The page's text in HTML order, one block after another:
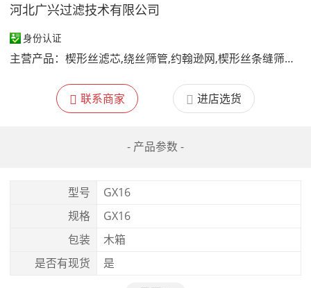
河北广兴过滤技术有限公司
身份认证
主营产品： 楔形丝滤芯,绕丝筛管,约翰逊网,楔形丝条缝筛板,约翰逊滤芯,中排绕丝管,不锈钢滤元,缠丝滤水管,自动反冲洗过滤器滤芯,进口比利时Trislot滤芯,污水处理格栅楔形筛网滤筒,油脂浸出器栅板
联系商家 进店选货
- 产品参数 -
型号
GX16
规格
GX16
包装
木箱
是否有现货
是